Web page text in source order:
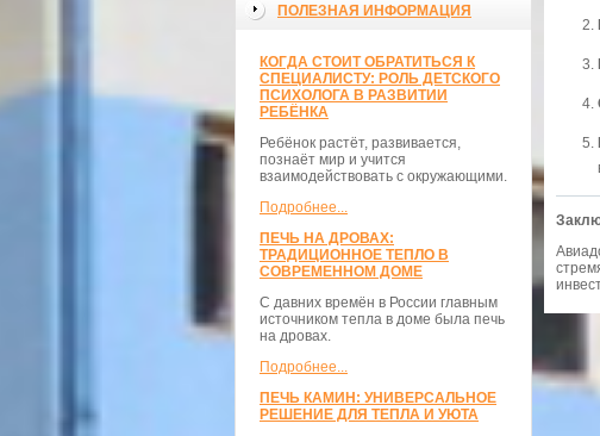
ПОЛЕЗНАЯ ИНФОРМАЦИЯ
КОГДА СТОИТ ОБРАТИТЬСЯ К
СПЕЦИАЛИСТУ: РОЛЬ ДЕТСКОГО
ПСИХОЛОГА В РАЗВИТИИ
РЕБЁНКА
Ребёнок растёт, развивается,
познаёт мир и учится
взаимодействовать с окружающими.
Подробнее...
ПЕЧЬ НА ДРОВАХ:
ТРАДИЦИОННОЕ ТЕПЛО В
СОВРЕМЕННОМ ДОМЕ
С давних времён в России главным
источником тепла в доме была печь
на дровах.
Подробнее...
ПЕЧЬ КАМИН: УНИВЕРСАЛЬНОЕ
РЕШЕНИЕ ДЛЯ ТЕПЛА И УЮТА